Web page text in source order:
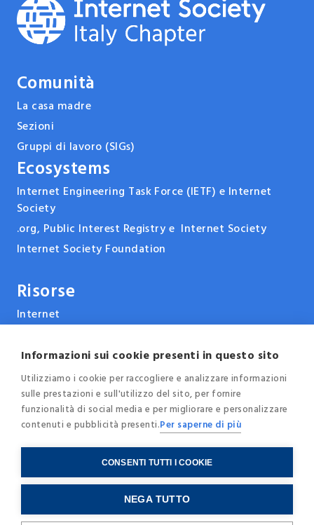
Comunità
La casa madre
Sezioni
Gruppi di lavoro (SIGs)
Ecosystems
Internet Engineering Task Force (IETF) e Internet
Society
.org, Public Interest Registry e Internet Society
Internet Society Foundation
Risorse
Internet
Tecnologie
Report, pubblicazioni e documenti
Eventi e conferenze
News
© 2025 - Internet Society Italia -Privacy
Policy-Credits
Informazioni sui cookie presenti in questo sito
Utilizziamo i cookie per raccogliere e analizzare informazioni
sulle prestazioni e sull'utilizzo del sito, per fornire
funzionalità di social media e per migliorare e personalizzare
contenuti e pubblicità presenti.Per saperne di più
CONSENTI TUTTI I COOKIE
NEGA TUTTO